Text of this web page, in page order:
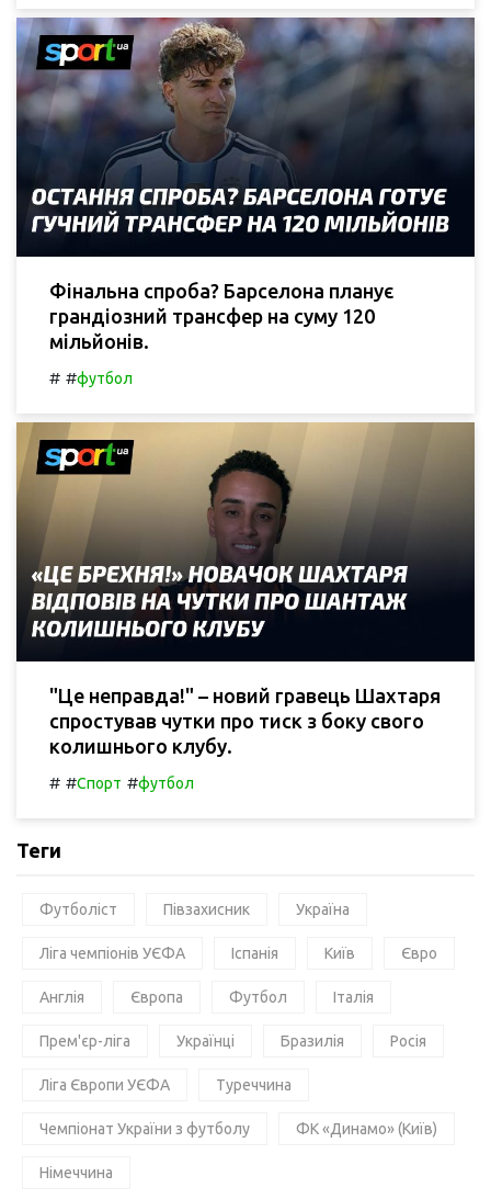
Фінальна спроба? Барселона планує
грандіозний трансфер на суму 120
мільйонів.
# #футбол
"Це неправда!" – новий гравець Шахтаря
спростував чутки про тиск з боку свого
колишнього клубу.
# #Спорт #футбол
Теги
Футболіст Півзахисник Україна
Ліга чемпіонів УЄФА Іспанія Київ Євро
Англія Європа Футбол Італія
Прем'єр-ліга Українці Бразилія Росія
Ліга Європи УЄФА Туреччина
Чемпіонат України з футболу ФК «Динамо» (Київ)
Німеччина